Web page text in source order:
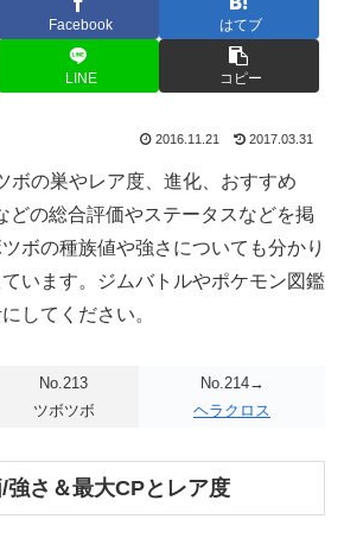
Facebook はてブ
LINE コピー
2016.11.21 2017.03.31
ボの巣やレア度、進化、おすすめ
どの総合評価やステータスなどを掲
ボの種族値や強さについても分かり
います。ジムバトルやポケモン図鑑
してください。
No.213
ツボツボ
No.214→
ヘラクロス
強さ＆最大CPとレア度